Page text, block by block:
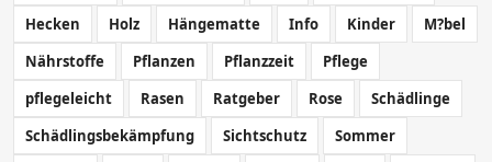
Hecken
Holz Hängematte Info Kinder
M?bel
Nährstoffe
Pflanzen Pflanzzeit
Pflege
pflegeleicht
Rasen Ratgeber Rose
Schädlinge
Schädlingsbekämpfung
Sichtschutz
Sommer